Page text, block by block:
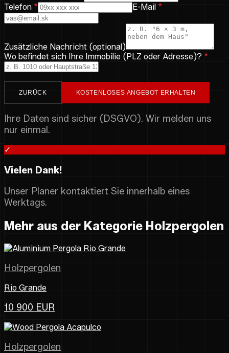
Telefon * E-Mail *
Zusätzliche Nachricht (optional)
Wo befindet sich Ihre Immobilie (PLZ oder Adresse)? *
ZURÜCK KOSTENLOSES ANGEBOT ERHALTEN
Ihre Daten sind sicher (DSGVO). Wir melden uns
nur einmal.
✓
Vielen Dank!
Unser Planer kontaktiert Sie innerhalb eines
Werktags.
Mehr aus der Kategorie Holzpergolen
Holzpergolen
Rio Grande
10 900 EUR
Holzpergolen